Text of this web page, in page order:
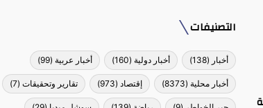
التصنيفات
أخبار (138) أخبار دولية(160) أخبار عربية(99)
أخبار محلية(8373) إقتصاد (973) تقارير وتحقيقات(7)